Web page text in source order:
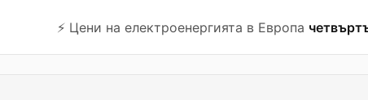
⚡️ Цени на електроенергията в Европа